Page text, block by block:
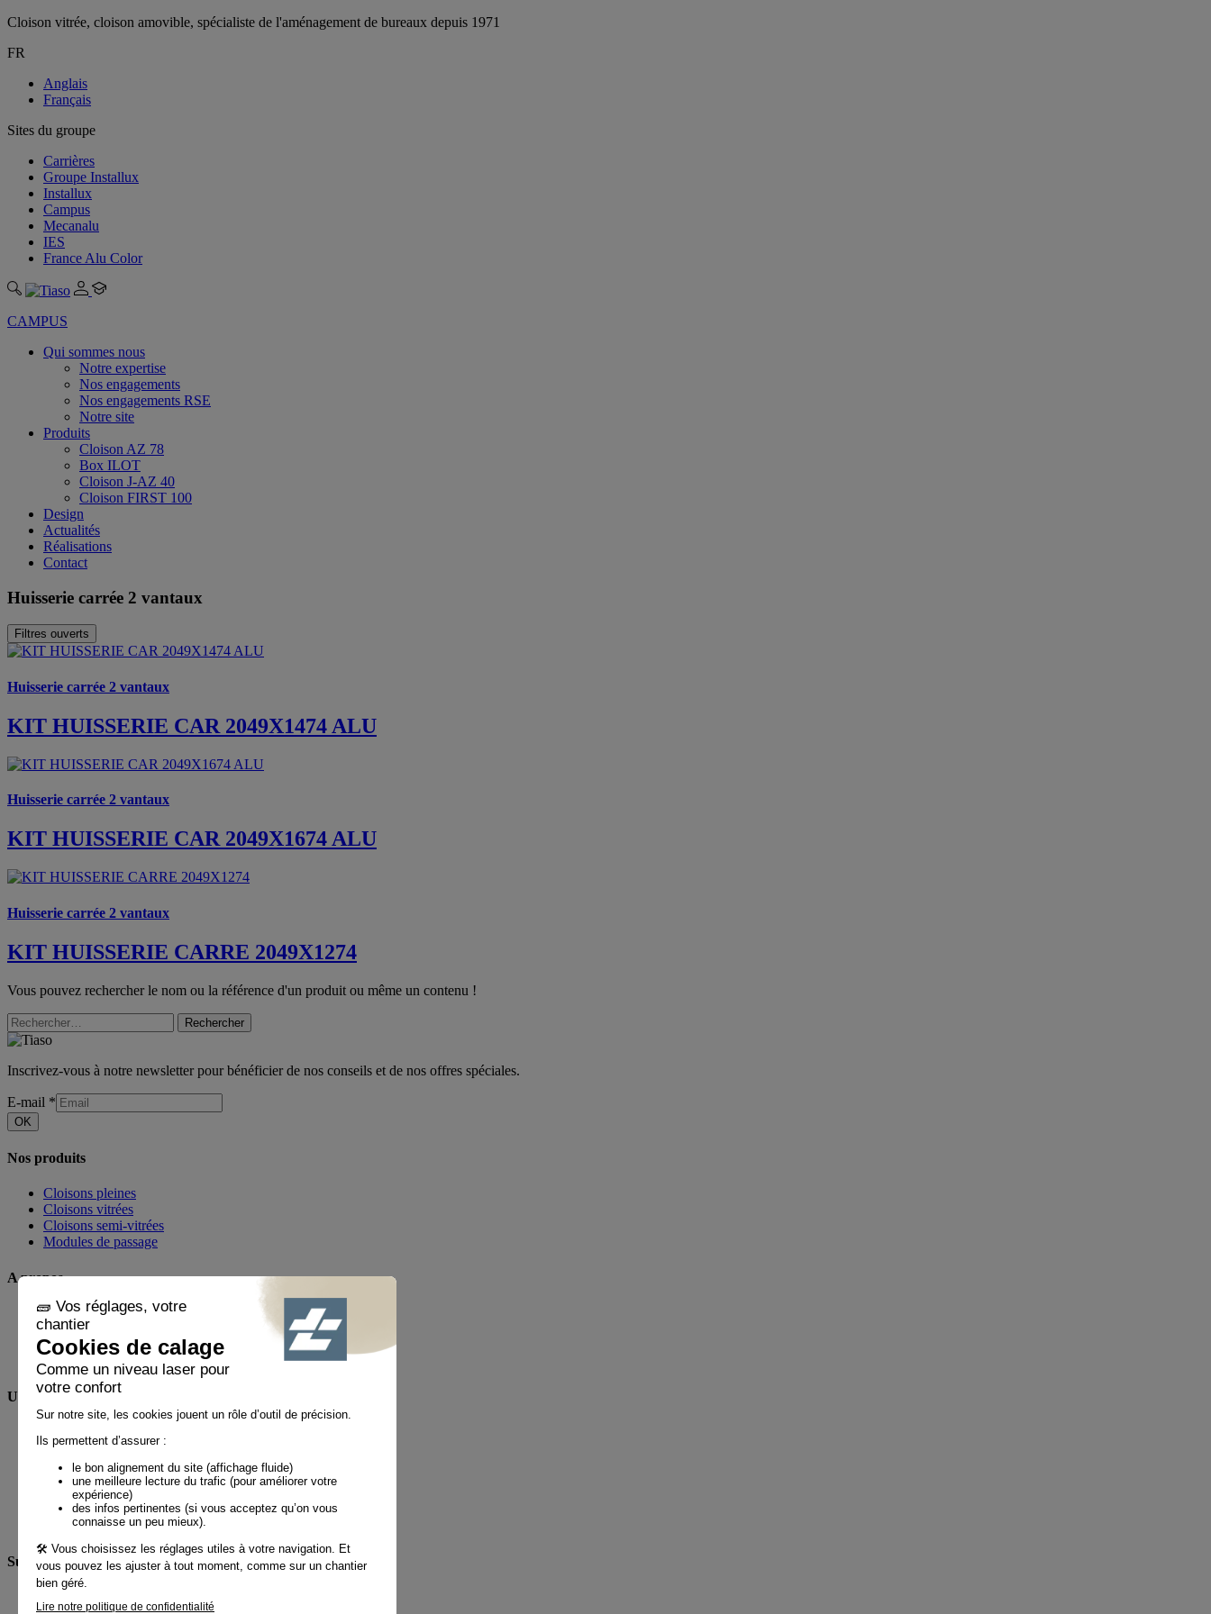
Cloison vitrée, cloison amovible, spécialiste de l'aménagement de bureaux depuis 1971
FR
Anglais
Français
Sites du groupe
Carrières
Groupe Installux
Installux
Campus
Mecanalu
IES
France Alu Color
CAMPUS
Qui sommes nous
Notre expertise
Nos engagements
Nos engagements RSE
Notre site
Produits
Cloison AZ 78
Box ILOT
Cloison J-AZ 40
Cloison FIRST 100
Design
Actualités
Réalisations
Contact
Huisserie carrée 2 vantaux
Filtres ouverts
Huisserie carrée 2 vantaux
KIT HUISSERIE CAR 2049X1474 ALU
Huisserie carrée 2 vantaux
KIT HUISSERIE CAR 2049X1674 ALU
Huisserie carrée 2 vantaux
KIT HUISSERIE CARRE 2049X1274
Vous pouvez rechercher le nom ou la référence d'un produit ou même un contenu !
Rechercher
Inscrivez-vous à notre newsletter pour bénéficier de nos conseils et de nos offres spéciales.
E-mail *
OK
Nos produits
Cloisons pleines
Cloisons vitrées
Cloisons semi-vitrées
Modules de passage
A propos
Notre métier
Actualités
Réalisations
Espace presse
Une question ?
Contact
Mon compte
Par téléphone au01 60 21 44 60 *
Suivez-nous !